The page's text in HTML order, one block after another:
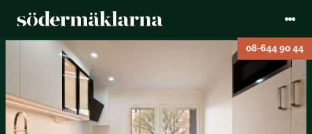
08-644 90 44